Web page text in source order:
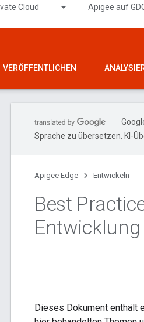
Cloud Apigee auf
VERÖFFENTLICHEN
Sprache zu übersetzen. KI-
Apigee Edge Entwickeln
Best
Dieses Dokument enthält